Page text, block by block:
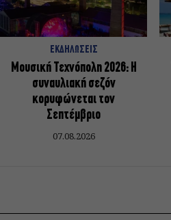
ΕΚΔΗΛΩΣΕΙΣ
Μουσική Τεχνόπολη 2026: Η
συναυλιακή σεζόν
κορυφώνεται τον
Σεπτέμβριο
07.08.2026